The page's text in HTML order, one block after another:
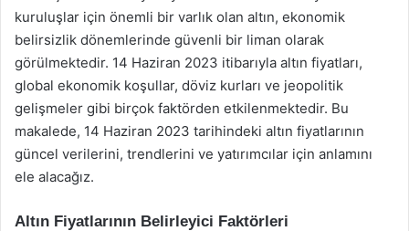
kuruluşlar için önemli bir varlık olan altın, ekonomik
belirsizlik dönemlerinde güvenli bir liman olarak
görülmektedir. 14 Haziran 2023 itibarıyla altın fiyatları,
global ekonomik koşullar, döviz kurları ve jeopolitik
gelişmeler gibi birçok faktörden etkilenmektedir. Bu
makalede, 14 Haziran 2023 tarihindeki altın fiyatlarının
güncel verilerini, trendlerini ve yatırımcılar için anlamını
ele alacağız.
Altın Fiyatlarının Belirleyici Faktörleri